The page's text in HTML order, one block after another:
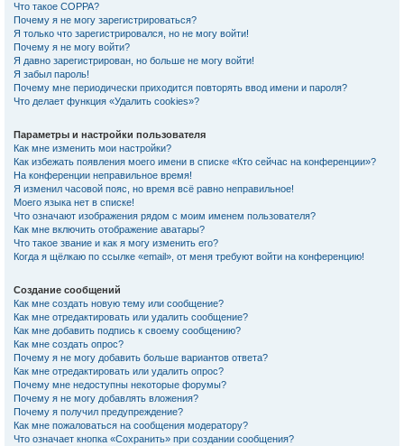
Что такое COPPA?
Почему я не могу зарегистрироваться?
Я только что зарегистрировался, но не могу войти!
Почему я не могу войти?
Я давно зарегистрирован, но больше не могу войти!
Я забыл пароль!
Почему мне периодически приходится повторять ввод имени и пароля?
Что делает функция «Удалить cookies»?
Параметры и настройки пользователя
Как мне изменить мои настройки?
Как избежать появления моего имени в списке «Кто сейчас на конференции»?
На конференции неправильное время!
Я изменил часовой пояс, но время всё равно неправильное!
Моего языка нет в списке!
Что означают изображения рядом с моим именем пользователя?
Как мне включить отображение аватары?
Что такое звание и как я могу изменить его?
Когда я щёлкаю по ссылке «email», от меня требуют войти на конференцию!
Создание сообщений
Как мне создать новую тему или сообщение?
Как мне отредактировать или удалить сообщение?
Как мне добавить подпись к своему сообщению?
Как мне создать опрос?
Почему я не могу добавить больше вариантов ответа?
Как мне отредактировать или удалить опрос?
Почему мне недоступны некоторые форумы?
Почему я не могу добавлять вложения?
Почему я получил предупреждение?
Как мне пожаловаться на сообщения модератору?
Что означает кнопка «Сохранить» при создании сообщения?